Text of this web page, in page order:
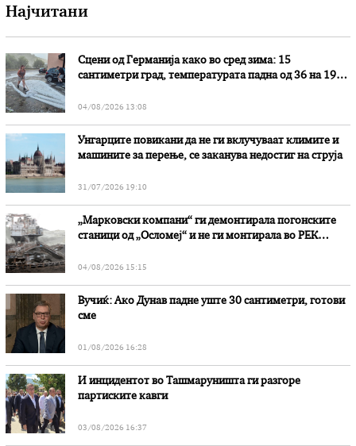
Најчитани
Сцени од Германија како во сред зима: 15
сантиметри град, температурата падна од 36 на 19
04/08/2026 13:08
Унгарците повикани да не ги вклучуваат климите и
машините за перење, се заканува недостиг на струја
31/07/2026 19:10
„Марковски компани“ ги демонтирала погонските
станици од „Осломеј“ и не ги монтирала во РЕК
04/08/2026 15:15
Вучиќ: Ако Дунав падне уште 30 сантиметри, готови
сме
01/08/2026 16:28
И инцидентот во Ташмаруништa ги разгоре
партиските кавги
03/08/2026 16:37